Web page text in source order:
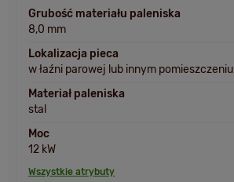
Grubość materiału paleniska
8,0 mm
Lokalizacja pieca
w łaźni parowej lub innym pomieszczeniu
Materiał paleniska
stal
Moc
12 kW
Wszystkie atrybuty